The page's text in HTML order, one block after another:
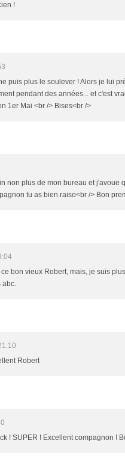
!
puis plus le soulever ! Alors je lui
pendant des années... et c'est
1er Mai <br /> Bises<br />
non plus de mon bureau et j'avoue
tu as bien raiso<br /> Bon
bon vieux Robert, mais, je suis
abc.
Robert
! SUPER ! Excellent compagnon !